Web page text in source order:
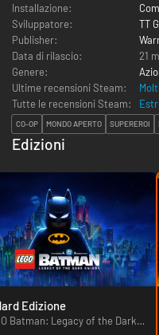
Installazione:
Sviluppatore:
TT
Publisher:
Data di rilascio:
21
Genere:
Ultime recensioni Steam:
Tutte le recensioni Steam:
CO-OP MONDO APERTO SUPEREROI
Edizioni
Edizione
Batman: Legacy of the Dark